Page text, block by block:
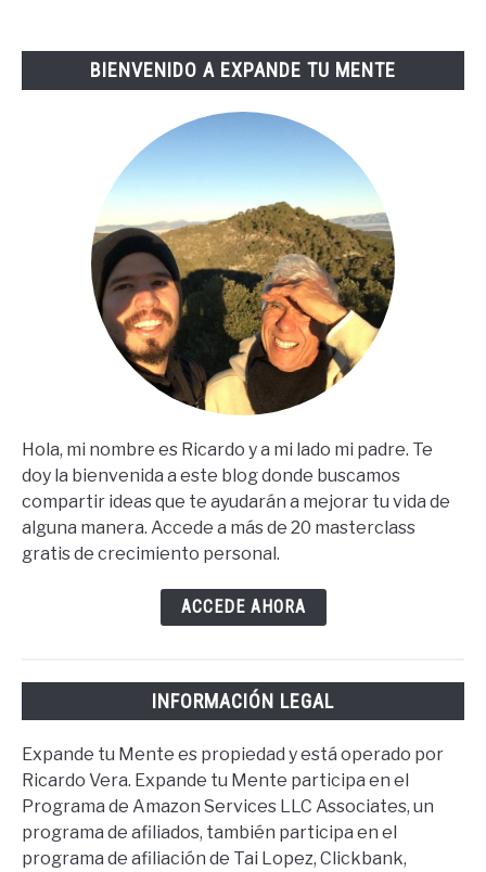
Steps
BIENVENIDO A EXPANDE TU MENTE
Hola, mi nombre es Ricardo y a mi lado mi padre. Te
doy la bienvenida a este blog donde buscamos
compartir ideas que te ayudarán a mejorar tu vida de
alguna manera. Accede a más de 20 masterclass
gratis de crecimiento personal.
ACCEDE AHORA
INFORMACIÓN LEGAL
Expande tu Mente es propiedad y está operado por
Ricardo Vera. Expande tu Mente participa en el
Programa de Amazon Services LLC Associates, un
programa de afiliados, también participa en el
programa de afiliación de Tai Lopez, Clickbank,